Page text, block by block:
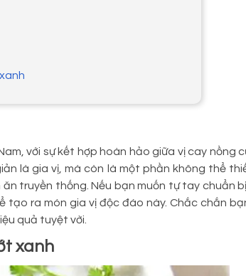
với sự kết hợp hoàn hảo giữa vị cay nồng
là gia vị, mà còn là một phần không thể
truyền thống. Nếu bạn muốn tự tay chuẩn
tạo ra món gia vị độc đáo này. Chắc chắn
quả tuyệt vời.
xanh